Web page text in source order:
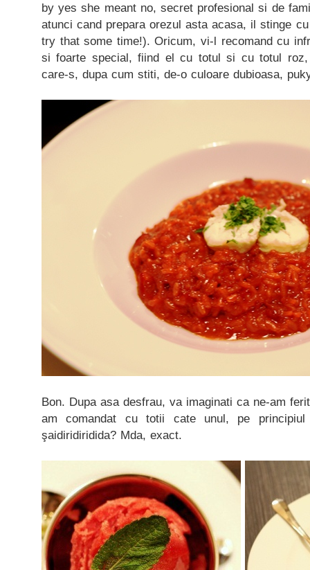
by yes she meant no, secret profesional si de
atunci cand prepara orezul asta acasa, il stinge
try that some time!). Oricum, vi-l recomand cu
si foarte special, fiind el cu totul si cu totul
care-s, dupa cum stiti, de-o culoare dubioasa,
Bon. Dupa asa desfrau, va imaginati ca ne-am
am comandat cu totii cate unul, pe
şaidiridiridida? Mda, exact.